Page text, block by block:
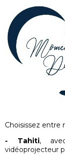
Choisissez entre
- Tahiti,
vidéoprojecteur